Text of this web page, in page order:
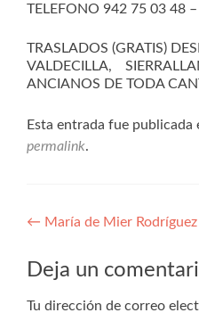
TELEFONO 942 75 03 48
TRASLADOS (GRATIS)
VALDECILLA,
ANCIANOS DE TODA
Esta entrada fue publicada
permalink.
Navegación
de
entradas
← María de Mier Rodríguez
Deja un
Tu dirección de correo